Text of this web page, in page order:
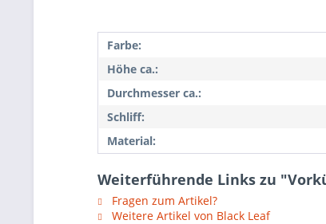
Farbe:
Höhe ca.:
Durchmesser ca.:
Schliff:
Material:
Weiterführende Links zu
Fragen zum Artikel?
Weitere Artikel von Black Leaf